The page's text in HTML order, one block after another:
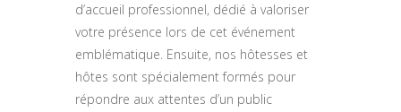
d’accueil professionnel, dédié à valoriser
votre présence lors de cet événement
emblématique. Ensuite, nos hôtesses et
hôtes sont spécialement formés pour
répondre aux attentes d’un public